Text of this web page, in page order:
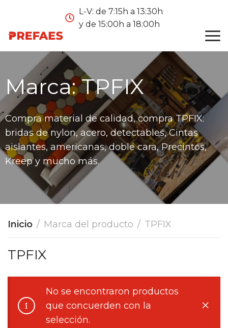
L-V: de 7:15h a 13:30h
y de 15:00h a 18:00h
Marca:TPFIX
Compra material de calidad, compra TPFIX:
bridas de nylon, acero, detectables, Cintas
aislantes, americanas, doble cara, Precintos,
Kreep y mucho más.
Inicio Marca del producto TPFIX
TPFIX
No se encontraron productos
que concuerden con la
selección.